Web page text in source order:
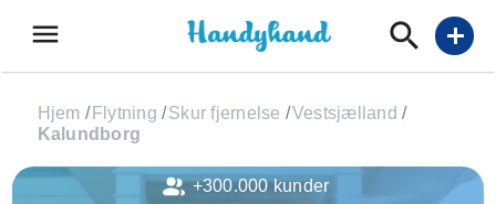
menu add
Hjem / Flytning /Skur fjernelse /Vestsjælland /
Kalundborg
+300.000 kunder